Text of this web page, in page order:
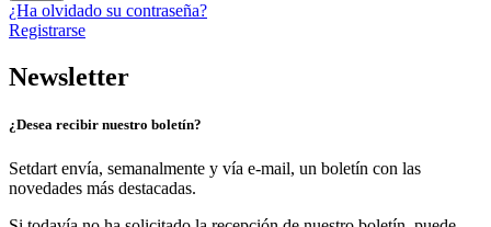
¿Ha olvidado su contraseña?
Registrarse
Newsletter
¿Desea recibir nuestro boletín?
Setdart envía, semanalmente y vía e-mail, un boletín con las
novedades más destacadas.